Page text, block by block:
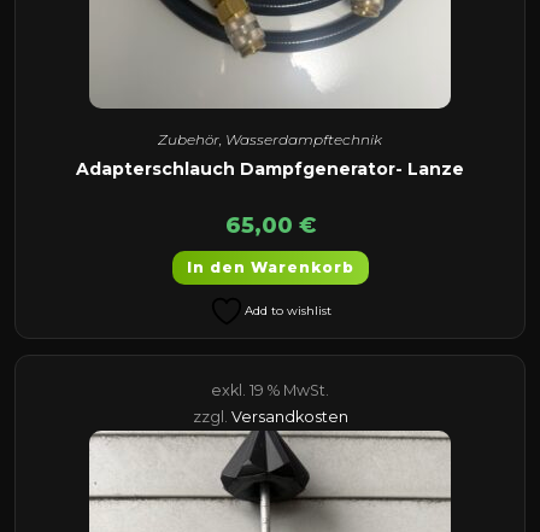
Zubehör, Wasserdampftechnik
Adapterschlauch Dampfgenerator- Lanze
65,00 €
In den Warenkorb
Add to wishlist
exkl. 19 % MwSt.
zzgl. Versandkosten